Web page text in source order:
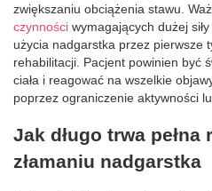
zwiększaniu obciążenia stawu.
czynności wymagających dużej
użycia nadgarstka przez pierwsze
rehabilitacji. Pacjent powinien być
ciała i reagować na wszelkie
poprzez ograniczenie aktywności
Jak długo trwa
złamaniu nadgarstka